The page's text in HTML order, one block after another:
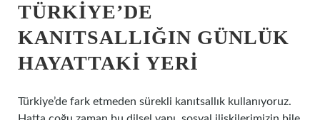
TÜRKIYE’DE
KANITSALLIĞIN GÜNLÜK
HAYATTAKI YERI
Türkiye’de fark etmeden sürekli kanıtsallık kullanıyoruz.